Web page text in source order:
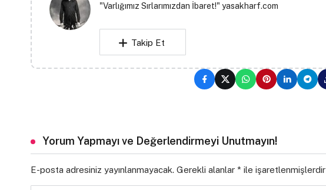
"Varlığımız Sırlarımızdan İbaret!" yasakharf.com
Takip Et
Yorum Yapmayı ve Değerlendirmeyi Unutmayın!
E-posta adresiniz yayınlanmayacak. Gerekli alanlar * ile işaretlenmişlerdir